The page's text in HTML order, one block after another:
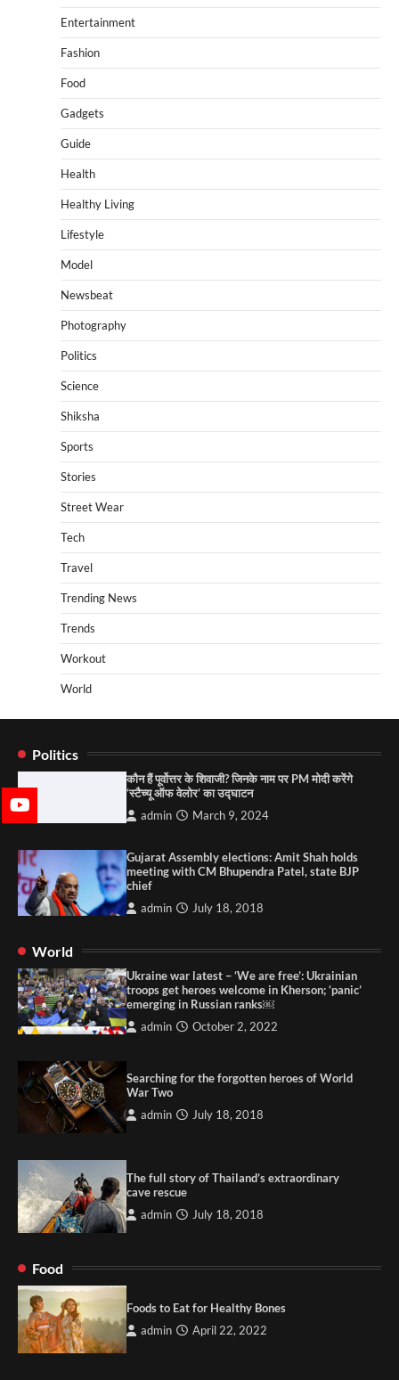
Entertainment
Fashion
Food
Gadgets
Guide
Health
Healthy Living
Lifestyle
Model
Newsbeat
Photography
Politics
Science
Shiksha
Sports
Stories
Street Wear
Tech
Travel
Trending News
Trends
Workout
World
Politics
कौन हैं पूर्वोत्तर के शिवाजी? जिनके नाम पर PM मोदी करेंगे
‘स्टैच्यू ऑफ वेलोर’ का उद्घाटन
admin March 9, 2024
Gujarat Assembly elections: Amit Shah holds
meeting with CM Bhupendra Patel, state BJP
chief
admin July 18, 2018
World
Ukraine war latest – ‘We are free’: Ukrainian
troops get heroes welcome in Kherson; ‘panic’
emerging in Russian ranks￼
admin October 2, 2022
Searching for the forgotten heroes of World
War Two
admin July 18, 2018
The full story of Thailand’s extraordinary
cave rescue
admin July 18, 2018
Food
Foods to Eat for Healthy Bones
admin April 22, 2022